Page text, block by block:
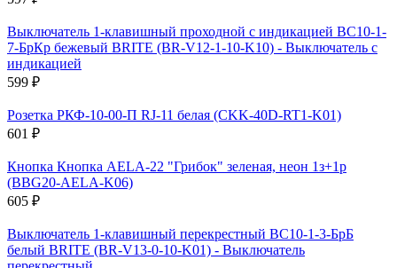
Выключатель 1-клавишный проходной с индикацией ВС10-1-
7-БрКр бежевый BRITE (BR-V12-1-10-K10) - Выключатель с
индикацией
599 ₽
Розетка РКФ-10-00-П RJ-11 белая (CKK-40D-RT1-K01)
601 ₽
Кнопка Кнопка AELA-22 "Грибок" зеленая, неон 1з+1р
(BBG20-AELA-K06)
605 ₽
Выключатель 1-клавишный перекрестный ВС10-1-3-БрБ
белый BRITE (BR-V13-0-10-K01) - Выключатель